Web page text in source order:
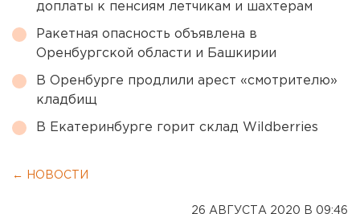
доплаты к пенсиям летчикам и шахтерам
Ракетная опасность объявлена в
Оренбургской области и Башкирии
В Оренбурге продлили арест «смотрителю»
кладбищ
В Екатеринбурге горит склад Wildberries
← НОВОСТИ
26 АВГУСТА 2020 В 09:46